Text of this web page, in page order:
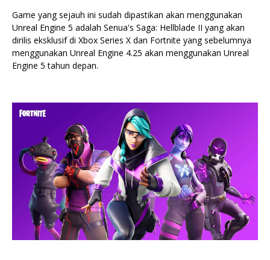
Game yang sejauh ini sudah dipastikan akan menggunakan
Unreal Engine 5 adalah Senua's Saga: Hellblade II yang akan
dirilis eksklusif di Xbox Series X dan Fortnite yang sebelumnya
menggunakan Unreal Engine 4.25 akan menggunakan Unreal
Engine 5 tahun depan.